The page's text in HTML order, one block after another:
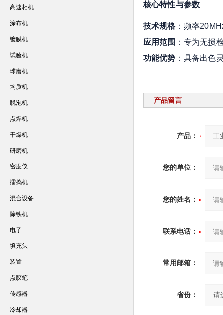
核心特性与参数
技术规格：频率
应用范围
：专为无损
功能优势 ：具备出色
产品留言
产品：
您的单位：
您的姓名：
联系电话：
常用邮箱：
省份：
高速相机
涂布机
镀膜机
试验机
球磨机
均质机
脱泡机
点焊机
干燥机
研磨机
密度仪
擂捣机
混合设备
除铁机
电子
填充头
装置
点胶笔
传感器
冷却器